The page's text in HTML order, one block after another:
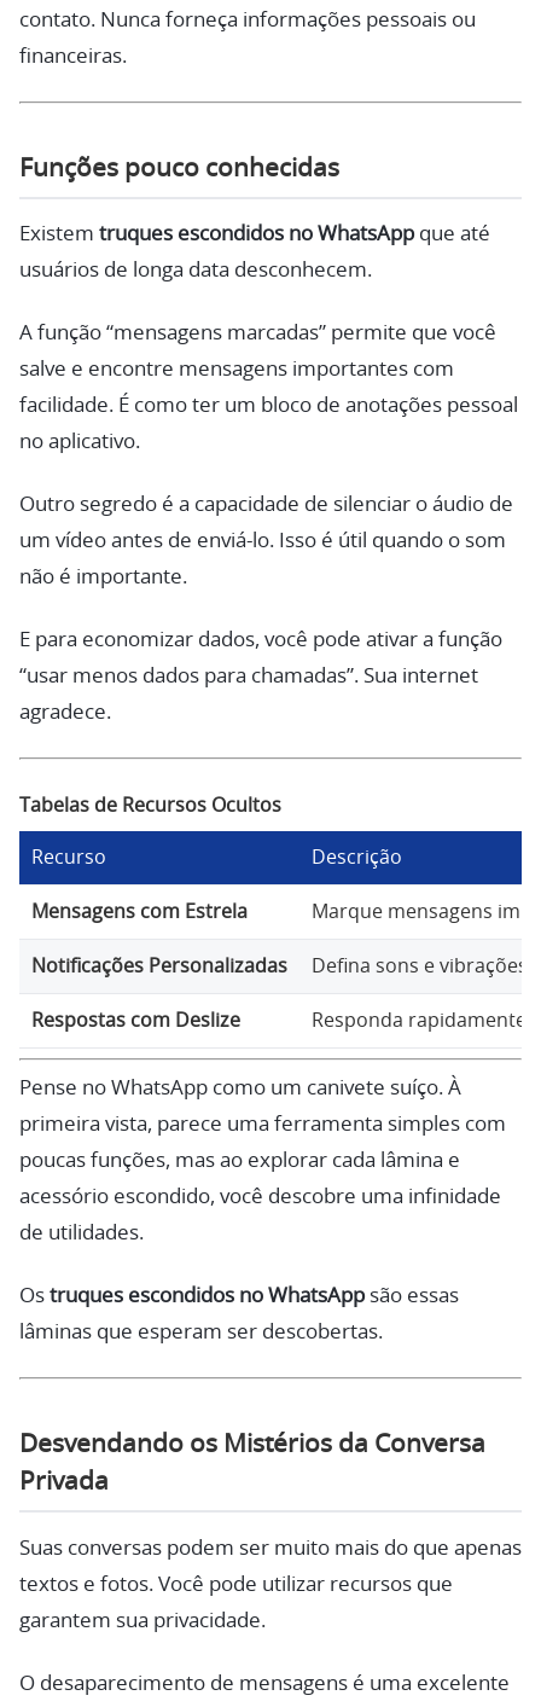
contato. Nunca forneça informações pessoais ou
financeiras.
Funções pouco conhecidas
Existem truques escondidos no WhatsApp que até
usuários de longa data desconhecem.
A função “mensagens marcadas” permite que você
salve e encontre mensagens importantes com
facilidade. É como ter um bloco de anotações pessoal
no aplicativo.
Outro segredo é a capacidade de silenciar o áudio de
um vídeo antes de enviá-lo. Isso é útil quando o som
não é importante.
E para economizar dados, você pode ativar a função
“usar menos dados para chamadas”. Sua internet
agradece.
Tabelas de Recursos Ocultos
Recurso Descrição
Mensagens com Estrela Marque mensagens
Notificações Personalizadas Defina sons e vibrações
Respostas com Deslize Responda rapidamente
Pense no WhatsApp como um canivete suíço. À
primeira vista, parece uma ferramenta simples com
poucas funções, mas ao explorar cada lâmina e
acessório escondido, você descobre uma infinidade
de utilidades.
Os truques escondidos no WhatsApp são essas
lâminas que esperam ser descobertas.
Desvendando os Mistérios da Conversa
Privada
Suas conversas podem ser muito mais do que apenas
textos e fotos. Você pode utilizar recursos que
garantem sua privacidade.
O desaparecimento de mensagens é uma excelente